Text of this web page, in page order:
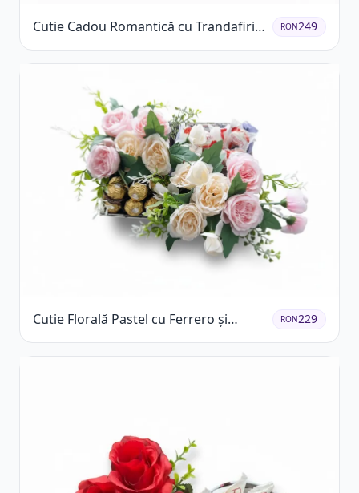
Cutie Cadou Romantică cu Trandafiri
Șampanie și Lumânare
RON249
Cutie Florală Pastel cu Ferrero și
Raffaello
RON229